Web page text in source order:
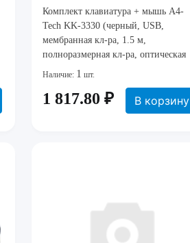
Комплект клавиатура + мышь A4-
Tech KK-3330 (черный, USB,
мембранная кл-ра, 1.5 м,
полноразмерная кл-ра, оптическая
мышь) [ KK-3330 ]
Наличие: 1 шт.
1 817.80 ₽ В корзину